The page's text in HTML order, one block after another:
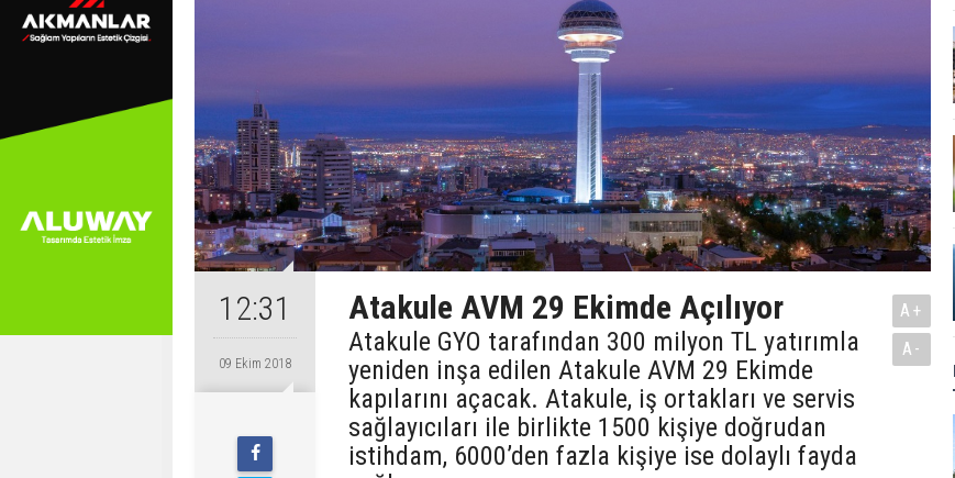
12:31
09 Ekim 2018
Atakule AVM 29 Ekimde Açılıyor
Atakule GYO tarafından 300 milyon TL yatırımla
yeniden inşa edilen Atakule AVM 29 Ekimde
kapılarını açacak. Atakule, iş ortakları ve servis
sağlayıcıları ile birlikte 1500 kişiye doğrudan
istihdam, 6000’den fazla kişiye ise dolaylı fayda
A+
A-